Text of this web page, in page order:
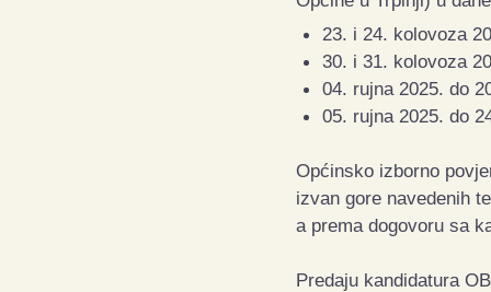
23. i 24. kolovoza
30. i 31. kolovoza
04. rujna 2025. do
05. rujna 2025. do
Općinsko izborno
izvan gore navedenih
a prema dogovoru sa
Predaju kandidatura